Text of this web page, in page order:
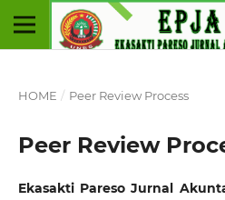
HOME / Peer Review Process
Peer Review
Ekasakti Pareso Jurnal